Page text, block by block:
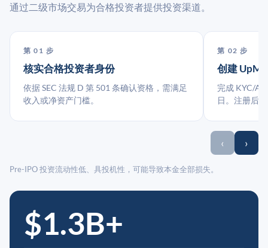
通过二级市场交易为合格投资者提供投资渠道。
第 01 步
核实合格投资者身份
依据 SEC 法规 D 第 501 条确认资格，需满足
收入或净资产门槛。
第 02 步
创建
完成 KYC/
日。注册后
‹ ›
Pre-IPO 投资流动性低、具投机性，可能导致本金全部损失。
$1.3B+